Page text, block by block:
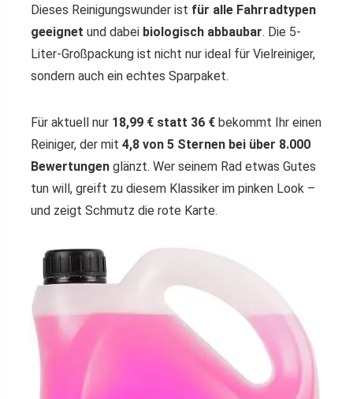
Dieses Reinigungswunder ist für alle Fahrradtypen
geeignet und dabei biologisch abbaubar. Die 5-
Liter-Großpackung ist nicht nur ideal für Vielreiniger,
sondern auch ein echtes Sparpaket.
Für aktuell nur 18,99 € statt 36 € bekommt Ihr einen
Reiniger, der mit 4,8 von 5 Sternen bei über 8.000
Bewertungen glänzt. Wer seinem Rad etwas Gutes
tun will, greift zu diesem Klassiker im pinken Look –
und zeigt Schmutz die rote Karte.